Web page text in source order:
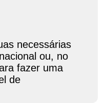
necessárias
ou, no
fazer uma
de